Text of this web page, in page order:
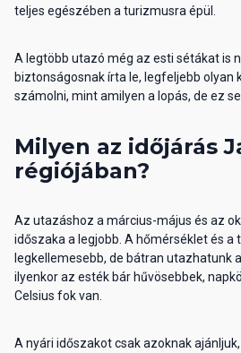
teljes egészében a turizmusra épül.
A legtöbb utazó még az esti sétákat is
biztonságosnak írta le, legfeljebb olyan
számolni, mint amilyen a lopás, de ez
Milyen az időjárás
régiójában?
Az utazáshoz a március-május és az
időszaka a legjobb. A hőmérséklet és a
legkellemesebb, de bátran utazhatunk
ilyenkor az esték bár hűvösebbek,
Celsius fok van.
A nyári időszakot csak azoknak